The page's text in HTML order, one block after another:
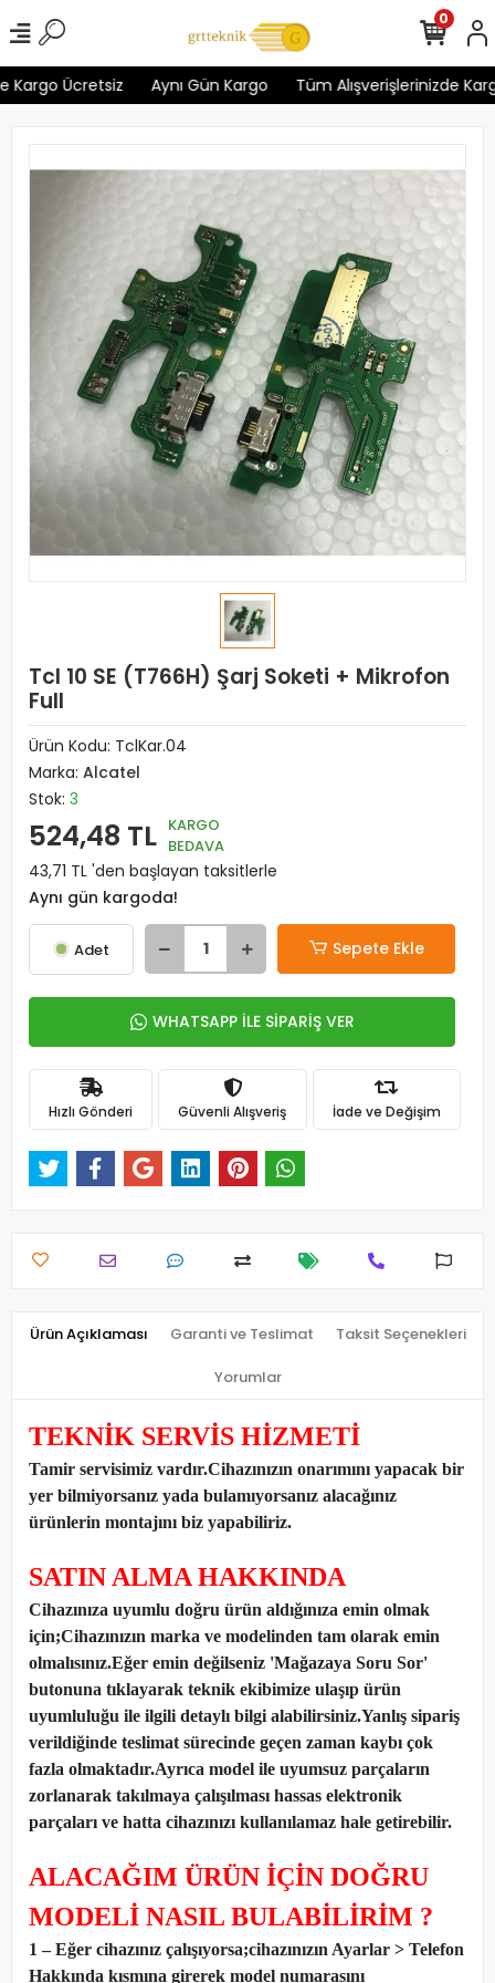
Ücretsiz Aynı Gün Kargo Tüm Alışverişlerinizde
0
Tcl 10 SE (T766H) Şarj Soketi + Mikrofon
Full
Ürün Kodu: TclKar.04
Marka: Alcatel
Stok: 3
524,48 TL KARGO
BEDAVA
43,71 TL 'den başlayan taksitlerle
Aynı gün kargoda!
Adet Sepete Ekle
WHATSAPP İLE SİPARİŞ VER
Hızlı Gönderi Güvenli Alışveriş İade ve Değişim
Ürün Açıklaması Garanti ve Teslimat Taksit Seçenekleri
Yorumlar
TEKNİK SERVİS HİZMETİ
Tamir servisimiz vardır.Cihazınızın onarımını yapacak bir
yer bilmiyorsanız yada bulamıyorsanız alacağınız
ürünlerin montajını biz yapabiliriz.
SATIN ALMA HAKKINDA
Cihazınıza uyumlu doğru ürün aldığınıza emin olmak
için;Cihazınızın marka ve modelinden tam olarak emin
olmalısınız.Eğer emin değilseniz 'Mağazaya Soru Sor'
butonuna tıklayarak teknik ekibimize ulaşıp ürün
uyumluluğu ile ilgili detaylı bilgi alabilirsiniz.Yanlış sipariş
verildiğinde teslimat sürecinde geçen zaman kaybı çok
fazla olmaktadır.Ayrıca model ile uyumsuz parçaların
zorlanarak takılmaya çalışılması hassas elektronik
parçaları ve hatta cihazınızı kullanılamaz hale getirebilir.
ALACAĞIM ÜRÜN İÇİN DOĞRU
MODELİ NASIL BULABİLİRİM ?
1 – Eğer cihazınız çalışıyorsa;cihazınızın Ayarlar > Telefon
Hakkında kısmına girerek model numarasını